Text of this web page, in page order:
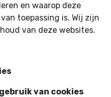
en waarop deze
toepassing is. Wij zijn
van deze websites.
van cookies